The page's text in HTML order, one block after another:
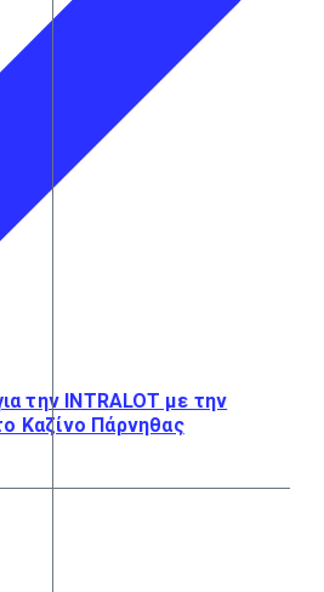
την INTRALOT με την
Καζίνο Πάρνηθας